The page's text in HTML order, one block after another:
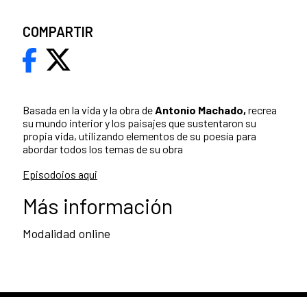
Basada en la vida y la obra de Antonio Machado, recrea
su mundo interior y los paisajes que sustentaron su
propia vida, utilizando elementos de su poesía para
abordar todos los temas de su obra
Episodoios aqui
Más información
Modalidad online
COMPARTIR